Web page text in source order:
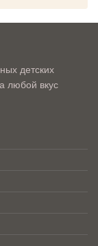
детских
любой вкус